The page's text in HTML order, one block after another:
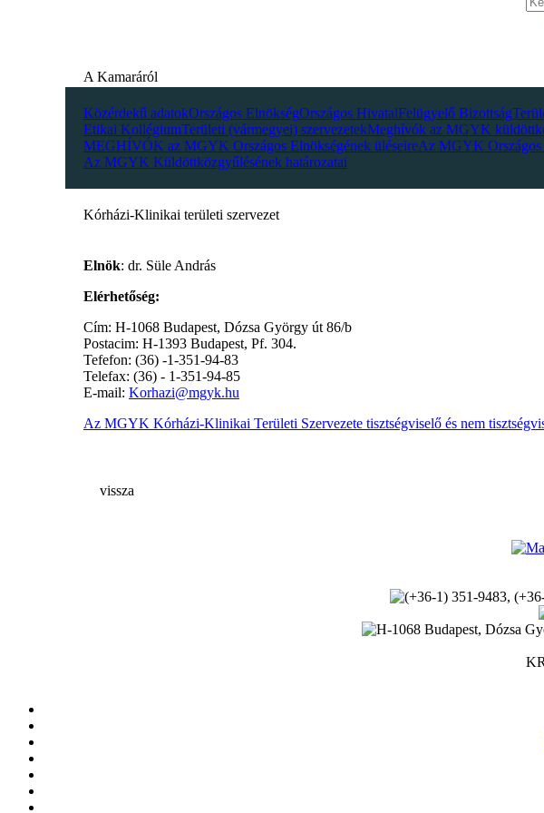
A Kamaráról
Közérdekű adatokOrszágos ElnökségOrszágos HivatalFelügyelő Bizottság
Etikai KollégiumTerületi (vármegyei) szervezetekMeghívók az MGYK
MEGHÍVÓK az MGYK Országos Elnökségének üléseireAz MGYK Országos
Az MGYK Küldöttközgyűlésének határozatai
Kórházi-Klinikai területi szervezet
Elnök: dr. Süle András
Elérhetőség:
Cím: H-1068 Budapest, Dózsa György út 86/b
Postacim: H-1393 Budapest, Pf. 304.
Tefefon: (36) -1-351-94-83
Telefax: (36) - 1-351-94-85
E-mail: Korhazi@mgyk.hu
Az MGYK Kórházi-Klinikai Területi Szervezete tisztségviselő és nem
vissza